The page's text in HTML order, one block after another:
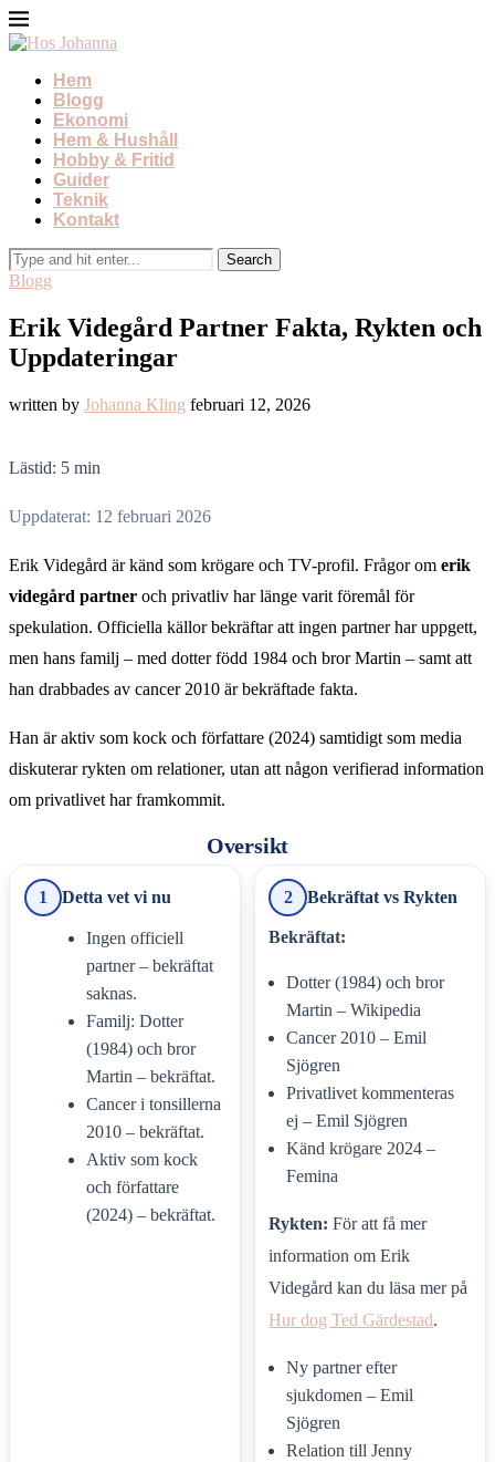
Hem
Blogg
Ekonomi
Hem & Hushåll
Hobby & Fritid
Guider
Teknik
Kontakt
Blogg
Erik Videgård Partner Fakta, Rykten och
Uppdateringar
written by Johanna Kling februari 12, 2026
Lästid: 5 min
Uppdaterat: 12 februari 2026
Erik Videgård är känd som krögare och TV-profil. Frågor om erik
videgård partner och privatliv har länge varit föremål för
spekulation. Officiella källor bekräftar att ingen partner har uppgett,
men hans familj – med dotter född 1984 och bror Martin – samt att
han drabbades av cancer 2010 är bekräftade fakta.
Han är aktiv som kock och författare (2024) samtidigt som media
diskuterar rykten om relationer, utan att någon verifierad information
om privatlivet har framkommit.
Oversikt
1 Detta vet vi nu
Ingen officiell
partner – bekräftat
saknas.
Familj: Dotter
(1984) och bror
Martin – bekräftat.
Cancer i tonsillerna
2010 – bekräftat.
Aktiv som kock
och författare
(2024) – bekräftat.
2 Bekräftat vs Rykten
Bekräftat:
Dotter (1984) och bror
Martin – Wikipedia
Cancer 2010 – Emil
Sjögren
Privatlivet kommenteras
ej – Emil Sjögren
Känd krögare 2024 –
Femina
Rykten: För att få mer
information om Erik
Videgård kan du läsa mer på
Hur dog Ted Gärdestad.
Ny partner efter
sjukdomen – Emil
Sjögren
Relation till Jenny